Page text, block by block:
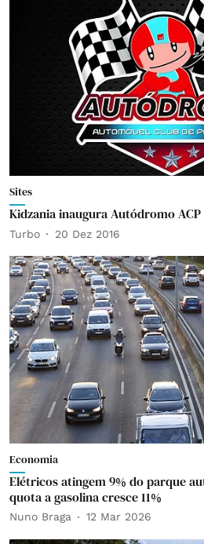
Sites
Kidzania inaugura Autódromo ACP
Turbo 20 Dez 2016
Economia
Elétricos atingem 9% do parque
quota a gasolina cresce 11%
Nuno Braga 12 Mar 2026